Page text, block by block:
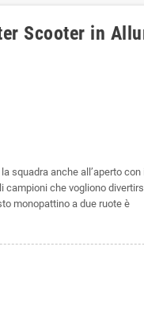
Scooter in
squadra anche all’aperto con
campioni che vogliono
monopattino a due ruote è